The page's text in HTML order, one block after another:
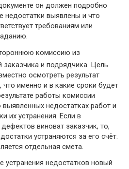
он должен подробно
недостатки выявлены и что
требованиям или
комиссию из
заказчика и подрядчика. Цель
осмотреть результат
что именно и в какие сроки будет
работы комиссии
выявленных недостатках работ и
их устранения. Если в
виноват заказчик, то,
устраняются за его счёт.
отдельная смета.
устранения недостатков новый